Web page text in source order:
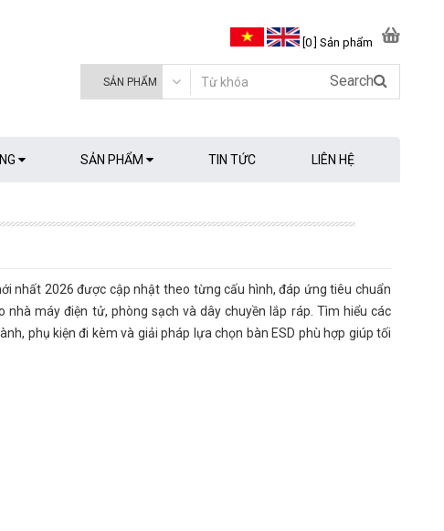
nhất 2026 được cập nhật theo từng cấu hình, đáp ứng tiêu chuẩn
nhà máy điện tử, phòng sạch và dây chuyền lắp ráp. Tìm hiểu các
phụ kiện đi kèm và giải pháp lựa chọn bàn ESD phù hợp giúp tối
[0 ] Sản phẩm
Search
SẢN PHẨM TIN TỨC LIÊN HỆ